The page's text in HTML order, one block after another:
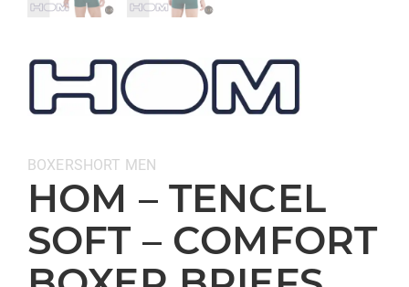
Categorieën:
BOXERSHORT MEN
HOM – TENCEL
SOFT – COMFORT